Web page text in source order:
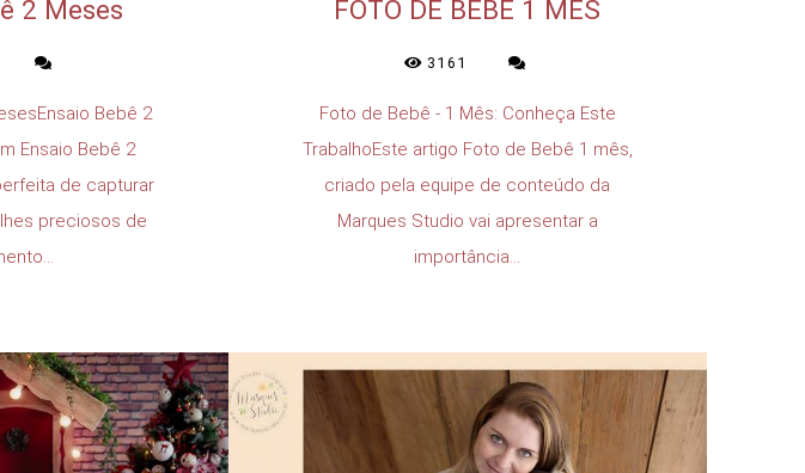
2 Meses
Bebê 2
Ensaio Bebê 2
de capturar
preciosos de
FOTO DE BEBÊ 1 MÊS
3161
Foto de Bebê - 1 Mês: Conheça Este
TrabalhoEste artigo Foto de Bebê 1 mês,
criado pela equipe de conteúdo da
Marques Studio vai apresentar a
importância...